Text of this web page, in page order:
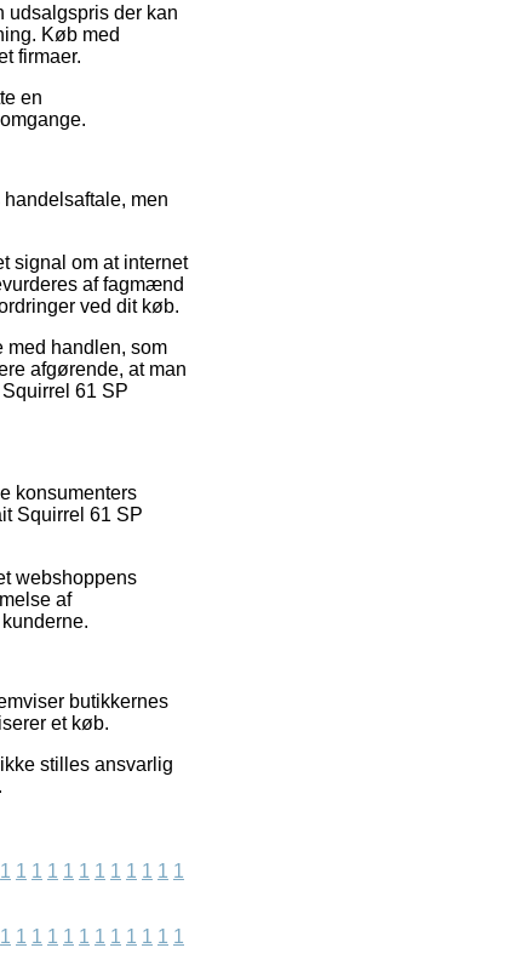
udsalgspris der kan
Køb med
firmaer.
en
men
signal om at internet
af fagmænd
ved dit køb.
med handlen, som
afgørende, at man
61 SP
konsumenters
Squirrel 61 SP
webshoppens
af
butikkernes
et køb.
stilles ansvarlig
1 1 1 1 1 1 1 1 1 1 1 1
1 1 1 1 1 1 1 1 1 1 1 1